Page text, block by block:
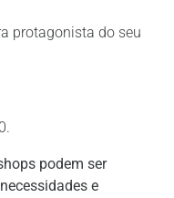
protagonista do seu
podem ser
e